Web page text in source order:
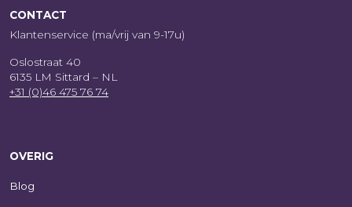
CONTACT
Klantenservice (ma/vrij van 9-17u)
Oslostraat 40
6135 LM Sittard – NL
+31 (0)46 475 76 74
OVERIG
Blog